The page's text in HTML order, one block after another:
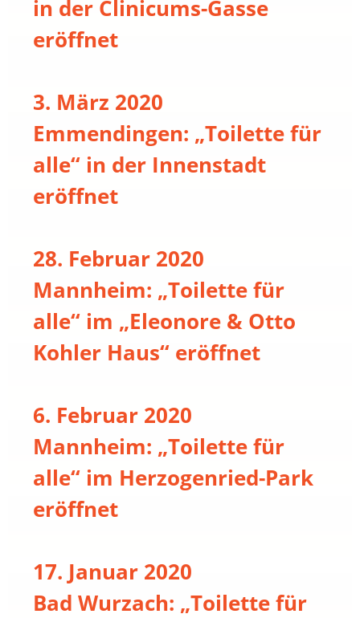
in der Clinicums-Gasse
eröffnet
3. März 2020
Emmendingen: „Toilette für
alle“ in der Innenstadt
eröffnet
28. Februar 2020
Mannheim: „Toilette für
alle“ im „Eleonore & Otto
Kohler Haus“ eröffnet
6. Februar 2020
Mannheim: „Toilette für
alle“ im Herzogenried-Park
eröffnet
17. Januar 2020
Bad Wurzach: „Toilette für